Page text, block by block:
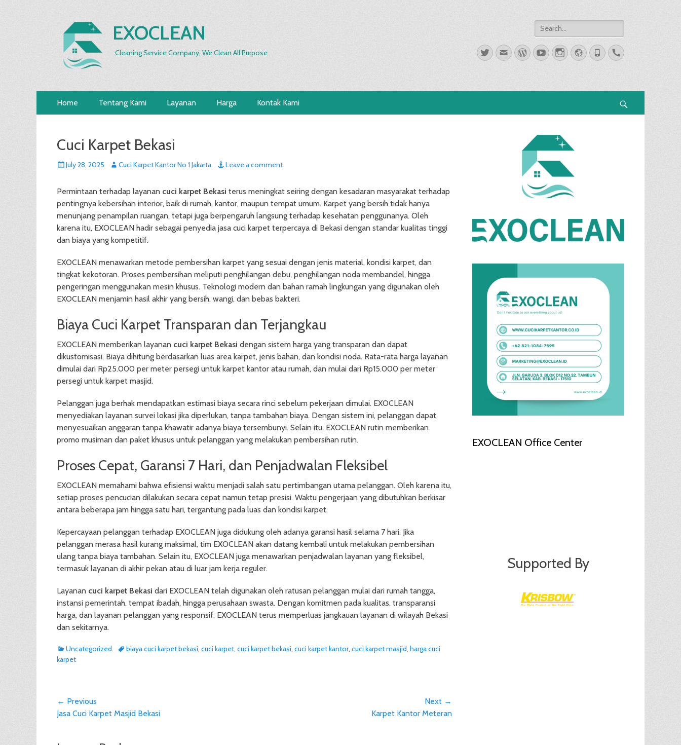
EXOCLEAN
Cleaning Service Company, We Clean All Purpose
Search
for:
TwitterEmailWordPress
YouTubeInstagram
Website
PhoneHandset
Primary
Menu
Home Tentang Kami Layanan Harga Kontak Kami
Cuci Karpet Bekasi
Posted
July 28, 2025 Author
Cuci Karpet Kantor No 1 Jakarta Leave a comment
Permintaan terhadap layanan cuci karpet Bekasi terus meningkat seiring dengan kesadaran masyarakat terhadap
pentingnya kebersihan interior, baik di rumah, kantor, maupun tempat umum. Karpet yang bersih tidak hanya
menunjang penampilan ruangan, tetapi juga berpengaruh langsung terhadap kesehatan penggunanya. Oleh
karena itu, EXOCLEAN hadir sebagai penyedia jasa cuci karpet terpercaya di Bekasi dengan standar kualitas tinggi
dan biaya yang kompetitif.
EXOCLEAN menawarkan metode pembersihan karpet yang sesuai dengan jenis material, kondisi karpet, dan
tingkat kekotoran. Proses pembersihan meliputi penghilangan debu, penghilangan noda membandel, hingga
pengeringan menggunakan mesin khusus. Teknologi modern dan bahan ramah lingkungan yang digunakan oleh
EXOCLEAN menjamin hasil akhir yang bersih, wangi, dan bebas bakteri.
Biaya Cuci Karpet Transparan dan Terjangkau
EXOCLEAN memberikan layanan cuci karpet Bekasi dengan sistem harga yang transparan dan dapat
dikustomisasi. Biaya dihitung berdasarkan luas area karpet, jenis bahan, dan kondisi noda. Rata-rata harga layanan
dimulai dari Rp25.000 per meter persegi untuk karpet kantor atau rumah, dan mulai dari Rp15.000 per meter
persegi untuk karpet masjid.
Pelanggan juga berhak mendapatkan estimasi biaya secara rinci sebelum pekerjaan dimulai. EXOCLEAN
menyediakan layanan survei lokasi jika diperlukan, tanpa tambahan biaya. Dengan sistem ini, pelanggan dapat
menyesuaikan anggaran tanpa khawatir adanya biaya tersembunyi. Selain itu, EXOCLEAN rutin memberikan
promo musiman dan paket khusus untuk pelanggan yang melakukan pembersihan rutin.
Proses Cepat, Garansi 7 Hari, dan Penjadwalan Fleksibel
EXOCLEAN memahami bahwa efisiensi waktu menjadi salah satu pertimbangan utama pelanggan. Oleh karena itu,
setiap proses pencucian dilakukan secara cepat namun tetap presisi. Waktu pengerjaan yang dibutuhkan berkisar
antara beberapa jam hingga satu hari, tergantung pada luas dan kondisi karpet.
Kepercayaan pelanggan terhadap EXOCLEAN juga didukung oleh adanya garansi hasil selama 7 hari. Jika
pelanggan merasa hasil kurang maksimal, tim EXOCLEAN akan datang kembali untuk melakukan pembersihan
ulang tanpa biaya tambahan. Selain itu, EXOCLEAN juga menawarkan penjadwalan layanan yang fleksibel,
termasuk layanan di akhir pekan atau di luar jam kerja reguler.
Layanan cuci karpet Bekasi dari EXOCLEAN telah digunakan oleh ratusan pelanggan mulai dari rumah tangga,
instansi pemerintah, tempat ibadah, hingga perusahaan swasta. Dengan komitmen pada kualitas, transparansi
harga, dan layanan pelanggan yang responsif, EXOCLEAN terus memperluas jangkauan layanan di wilayah Bekasi
dan sekitarnya.
Categories
Uncategorized Tagsbiaya cuci karpet bekasi, cuci karpet, cuci karpet bekasi, cuci karpet kantor, cuci karpet masjid, harga cuci
karpet
Post
navigation
← Previous
Previous
Jasa Cuci Karpet Masjid Bekasi
Next →
Karpet Kantor Meteran
EXOCLEAN Office Center
Supported By